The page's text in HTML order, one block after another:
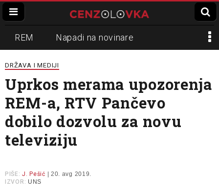
REM Napadi na novinare
Zvučni top
Propaganda Lokalni mediji
Informer Slavko Ćuruvija
DRŽAVA I MEDIJI
Uprkos merama upozorenja
REM-a, RTV Pančevo
dobilo dozvolu za novu
televiziju
PIŠE: J. Pešić | 20. avg 2019.
IZVOR: UNS